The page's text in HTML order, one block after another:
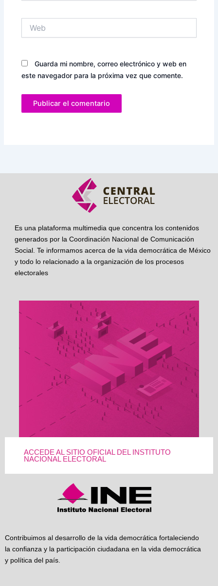
Guarda mi nombre, correo electrónico y web en
este navegador para la próxima vez que comente.
Es una plataforma multimedia que concentra los contenidos
generados por la Coordinación Nacional de Comunicación
Social. Te informamos acerca de la vida democrática de México
y todo lo relacionado a la organización de los procesos
electorales
ACCEDE AL SITIO OFICIAL DEL INSTITUTO
NACIONAL ELECTORAL
Contribuimos al desarrollo de la vida democrática fortaleciendo
la confianza y la participación ciudadana en la vida democrática
y política del país.